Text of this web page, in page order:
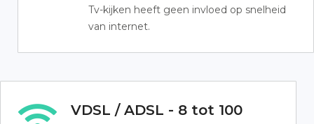
Tv-kijken heeft geen invloed op snelheid
van internet.
VDSL / ADSL - 8 tot 100